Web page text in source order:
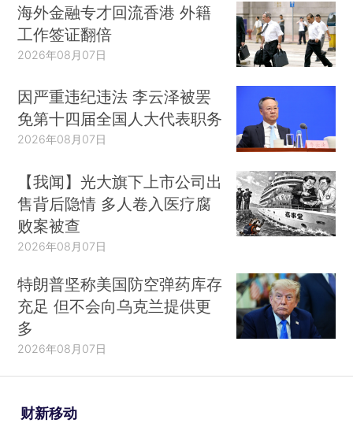
海外金融专才回流香港 外籍
工作签证翻倍
2026年08月07日
因严重违纪违法 李云泽被罢
免第十四届全国人大代表职务
2026年08月07日
【我闻】光大旗下上市公司出
售背后隐情 多人卷入医疗腐
败案被查
2026年08月07日
特朗普坚称美国防空弹药库存
充足 但不会向乌克兰提供更
多
2026年08月07日
财新移动